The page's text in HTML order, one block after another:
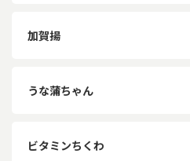
加賀揚
うな蒲ちゃん
ビタミンちくわ